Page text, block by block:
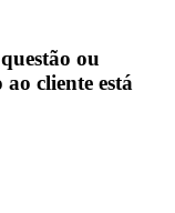
ou
cliente está